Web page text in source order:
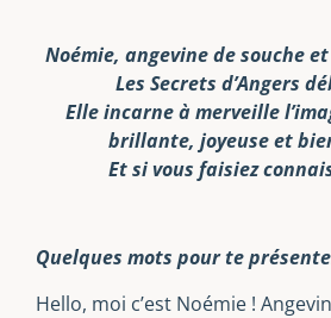
Noémie, angevine de souche
Les Secrets d’Angers
Elle incarne à merveille
brillante, joyeuse et
Et si vous faisiez
Quelques mots pour te
Hello, moi c’est Noémie !